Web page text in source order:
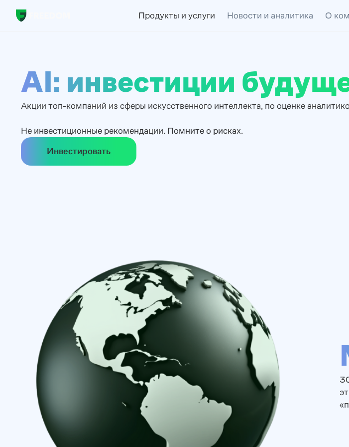
Продукты и услуги Новости и аналитика О
AI: инвестиции
Акции топ-компаний из сферы искусственного интеллекта, по оценке
Не инвестиционные рекомендации. Помните о рисках.
Инвестировать